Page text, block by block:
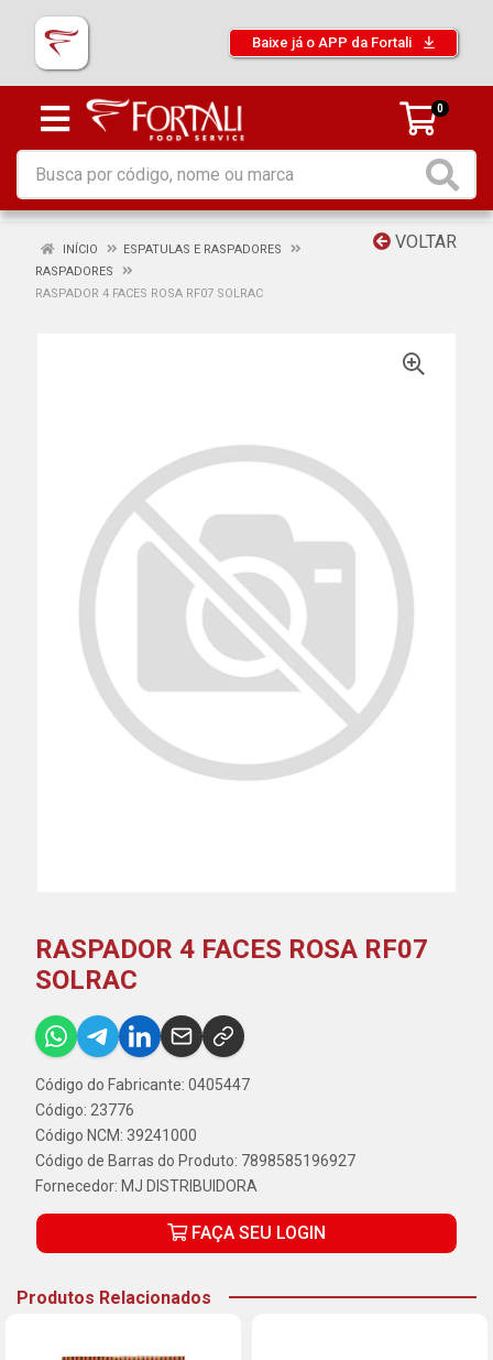
Baixe já o APP da Fortali
0
VOLTAR
INÍCIO
ESPATULAS E RASPADORES
RASPADORES
RASPADOR 4 FACES ROSA RF07 SOLRAC
RASPADOR 4 FACES ROSA RF07
SOLRAC
Código do Fabricante: 0405447
Código: 23776
Código NCM: 39241000
Código de Barras do Produto: 7898585196927
Fornecedor: MJ DISTRIBUIDORA
FAÇA SEU LOGIN
Produtos Relacionados